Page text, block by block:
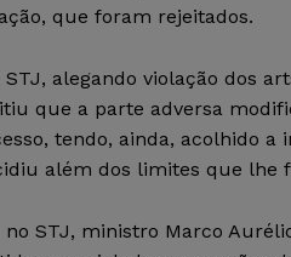
que foram rejeitados.
alegando violação dos
que a parte adversa
tendo, ainda, acolhido
além dos limites que lhe
STJ, ministro Marco